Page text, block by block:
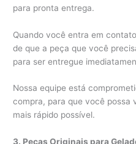
para pronta entrega.
Quando você entra em
de que a peça que você
para ser entregue
Nossa equipe está
compra, para que você possa
mais rápido possível.
3. Peças Originais para